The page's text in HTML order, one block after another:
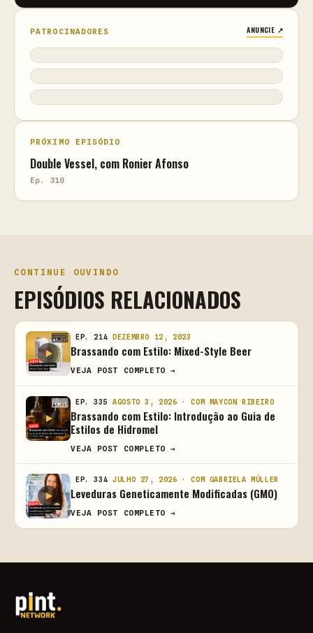
PATROCINADORES ANUNCIE ↗
PRÓXIMO EPISÓDIO
Double Vessel, com Ronier Afonso
Ep. 310
CONTINUE OUVINDO
EPISÓDIOS RELACIONADOS
EP. 214 DEZEMBRO 12, 2023
Brassando com Estilo: Mixed-Style Beer
VEJA POST COMPLETO →
EP. 335 AGOSTO 3, 2026 · COM MAYCON RIBEIRO
Brassando com Estilo: Introdução ao Guia de
Estilos de Hidromel
VEJA POST COMPLETO →
EP. 334 JULHO 27, 2026 · COM GABRIELA MÜLLER
Leveduras Geneticamente Modificadas (GMO)
VEJA POST COMPLETO →